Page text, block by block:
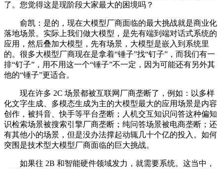
了。您觉得这是现阶段大家最大的困境吗？
俞凯：是的，现在大模型厂商面临的最大挑战就是商业化
落地场景。实际上我们做大模型，是先有端到端对话式系统的
应用，然后叠加大模型，先有场景，大模型是嵌入到系统里
的。很多大模型厂商现在是拿着“锤子”找“钉子”，而我们有一
排“钉子”，用不用这一个“锤子”不一定，因为可能还有另外其
他的“锤子”更适合。
现在许多 2C 场景都被互联网厂商垄断了，例如：以多样
化文字生成、多模态生成为主的大模型最大的应用场景是内容
创作，被抖音、快手等平台垄断；人机交互知识问答这种偏知
识检索场景被搜索引擎厂商垄断；纯问答场景被电商垄断；还
有其他小的场景，但是没办法撑起动辄几十个亿的投入。如何
突围是技术型大模型厂商面临的巨大挑战。
如果往 2B 和智能硬件领域发力，就需要系统。这当中，